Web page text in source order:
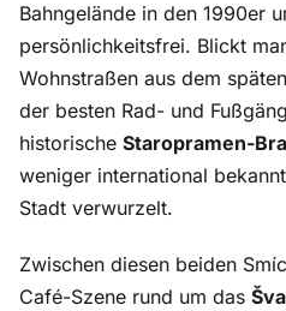
Bahngelände in den 1990er
persönlichkeitsfrei. Blickt
Wohnstraßen aus dem
der besten Rad- und
historische Staropramen-
weniger international
Stadt verwurzelt.
Zwischen diesen beiden
Café-Szene rund um das